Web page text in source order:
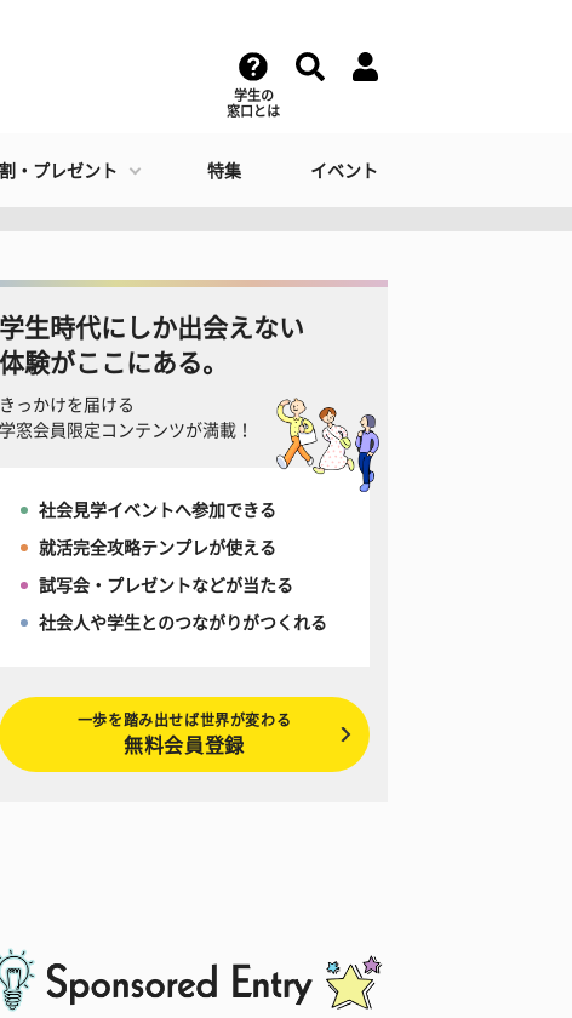
学生の
窓口とは
・プレゼント 特集 イベント
学生時代にしか出会えない
体験がここにある。
きっかけを届ける
学窓会員限定コンテンツが満載！
社会見学イベントへ参加できる
就活完全攻略テンプレが使える
試写会・プレゼントなどが当たる
社会人や学生とのつながりがつくれる
一歩を踏み出せば世界が変わる
無料会員登録